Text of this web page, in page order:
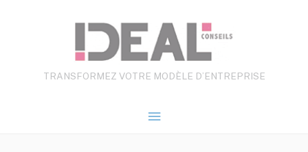
TRANSFORMEZ VOTRE MODÈLE D’ENTREPRISE
principal